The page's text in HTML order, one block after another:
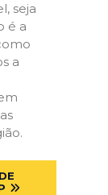
seja
é a
a